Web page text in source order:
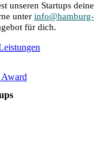
unseren Startups deine
unter info@hamburg-
für dich.